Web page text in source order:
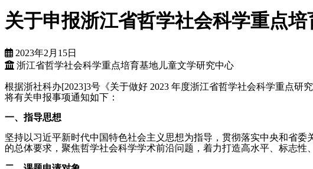
关于申报浙江省哲学社会科学重点
2023年2月15日
浙江省哲学社会科学重点培育基地儿童文学研究中心
根据浙社科办[2023]3号《关于做好 2023 年度浙江省哲学社会科学重点
将有关申报事项通知如下：
一、指导思想
坚持以习近平新时代中国特色社会主义思想为指导，贯彻落实中央和省
的总体要求，聚焦哲学社会科学学术前沿问题，着力打造高水平、标志性